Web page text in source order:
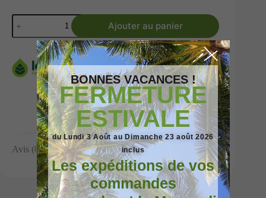
Ajouter au panier
Avis (0)
BONNES VACANCES !
FERMETURE
ESTIVALE
du Lundi 3 Août au Dimanche 23 août 2026
inclus
Les expéditions de vos
commandes